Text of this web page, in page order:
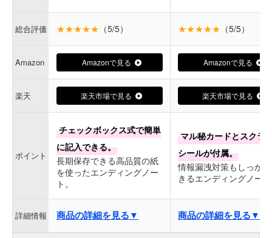
総合評価 ★★★★★ （5/5） ★★★★★ （5/5）
Amazon Amazonで見る Amazonで見る
楽天 楽天市場で見る 楽天市場で見る
ポイント
チェックボックス式で簡単
に記入できる。
長期保存できる高品質の紙
を使ったエンディングノー
ト。
マル秘カードとスクラ
シールが付属。
情報漏洩対策もしっか
きるエンディングノー
詳細情報 商品の詳細を見る▼ 商品の詳細を見る▼